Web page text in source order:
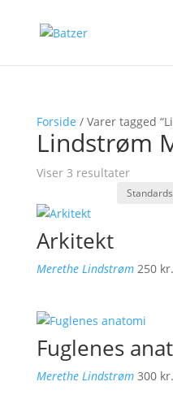
Forside / Varer tagged
Lindstrøm
Viser 3 resultater
Arkitekt
Merethe Lindstrøm 250 kr.
Fuglenes
Merethe Lindstrøm 300 kr.